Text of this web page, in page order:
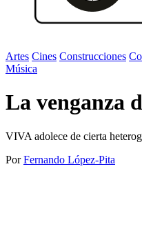
Artes Cines Construcciones
Música
La venganza
VIVA adolece de cierta
Por Fernando López-Pita